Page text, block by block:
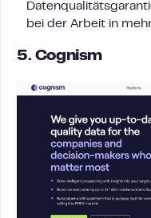
bei der Arbeit in
5. Cognism